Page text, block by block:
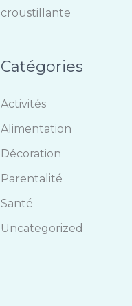
croustillante
Catégories
Activités
Alimentation
Décoration
Parentalité
Santé
Uncategorized